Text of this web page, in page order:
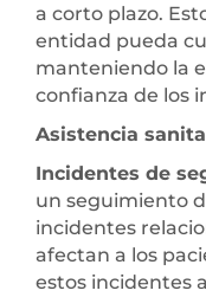
a corto plazo.
entidad pueda
manteniendo la
confianza de los
Asistencia
Incidentes de
un seguimiento
incidentes
afectan a los
estos incidentes